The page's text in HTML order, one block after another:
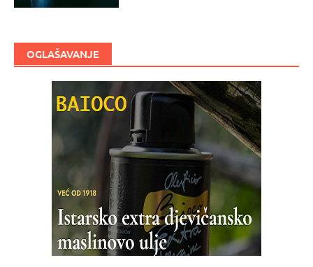
OGLAŠAVANJE